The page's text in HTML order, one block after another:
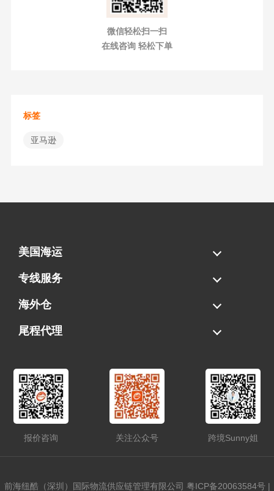
微信轻松扫一扫
在线咨询 轻松下单
标签
亚马逊
美国海运
海运拼柜
海运整柜
美国海卡
加拿大海运
专线服务
FBA专线直送
超大件专线
AWD专线
电池专线
海外仓
一件代发
FBA中转
贴标换标
拆柜/存储
尾程代理
报价咨询 关注公众号 跨境Sunny姐
前海纽酷（深圳）国际物流供应链管理有限公司 粤ICP备20063584号|